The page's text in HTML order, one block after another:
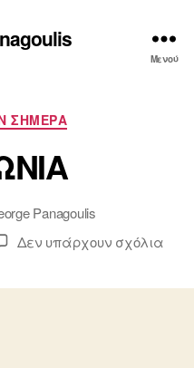
Μενού
ΣΗΜΕΡΑ
Panagoulis
Δεν υπάρχουν σχόλιαστο